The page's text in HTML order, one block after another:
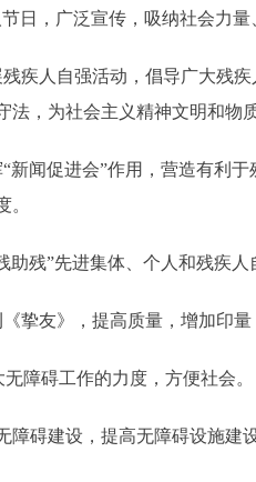
日，广泛宣传，吸纳社会力
人自强活动，倡导广大残疾
法，为社会主义精神文明和物
闻促进会”作用，营造有利于
。
残”先进集体、个人和残疾人
友》，提高质量，增加印量
碍工作的力度，方便社会。
碍建设，提高无障碍设施建